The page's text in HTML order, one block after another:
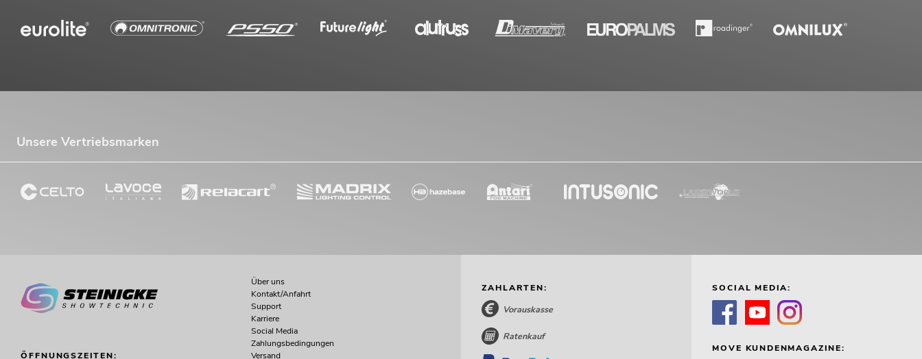
Unsere Vertriebsmarken
ÖFFNUNGSZEITEN:
Über uns
Kontakt/Anfahrt
Support
Karriere
Social Media
Zahlungsbedingungen
Versand
ZAHLARTEN:
Vorauskasse
Ratenkauf
SOCIAL MEDIA:
MOVE KUNDENMAGAZINE: